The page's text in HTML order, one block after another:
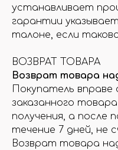
устанавливает
гарантии
талоне, если
ВОЗВРАТ ТОВАРА
Возврат товара
Покупатель
заказанного
получения, а после
течение 7 дней, не
Возврат товара